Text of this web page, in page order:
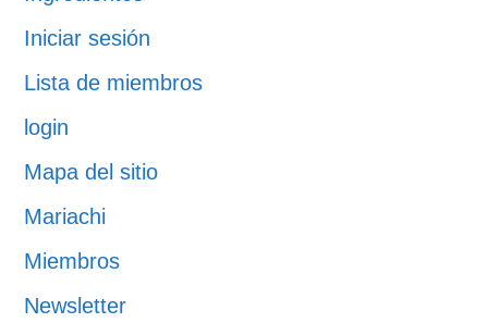
Iniciar sesión
Lista de miembros
login
Mapa del sitio
Mariachi
Miembros
Newsletter